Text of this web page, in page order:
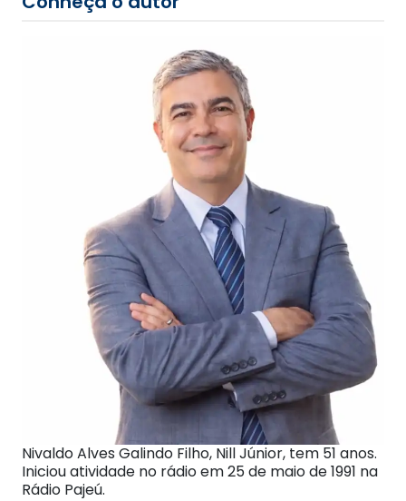
Nivaldo Alves Galindo Filho, Nill Júnior, tem 51 anos.
Iniciou atividade no rádio em 25 de maio de 1991 na
Rádio Pajeú.